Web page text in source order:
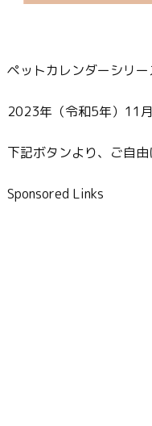
ペットカレンダーシリー
2023年（令和5年）11
下記ボタンより、ご自由
Sponsored Links